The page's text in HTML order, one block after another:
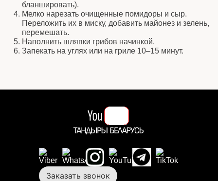
бланшировать).
Мелко нарезать очищенные помидоры и сыр.
Переложить их в миску, добавить майонез и зелень,
перемешать.
Наполнить шляпки грибов начинкой.
Запекать на углях или на гриле 10–15 минут.
Заказать звонок